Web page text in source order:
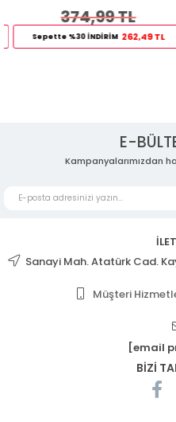
374,99 TL
Sepette %30 İNDİRİM 262,49 TL
E-
Kampanyalarımızdan
Sanayi Mah. Atatürk Cad.
Müşteri
[email
BİZİ